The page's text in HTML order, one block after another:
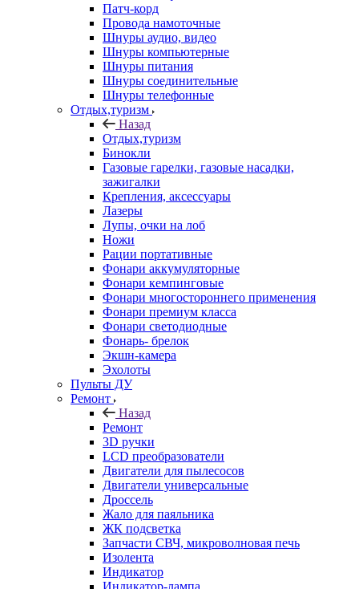
Патч-корд
Провода намоточные
Шнуры аудио, видео
Шнуры компьютерные
Шнуры питания
Шнуры соединительные
Шнуры телефонные
Отдых,туризм
Назад
Отдых,туризм
Бинокли
Газовые гарелки, газовые насадки,
зажигалки
Крепления, аксессуары
Лазеры
Лупы, очки на лоб
Ножи
Рации портативные
Фонари аккумуляторные
Фонари кемпинговые
Фонари многостороннего применения
Фонари премиум класса
Фонари светодиодные
Фонарь- брелок
Экшн-камера
Эхолоты
Пульты ДУ
Ремонт
Назад
Ремонт
3D ручки
LCD преобразователи
Двигатели для пылесосов
Двигатели универсальные
Дроссель
Жало для паяльника
ЖК подсветка
Запчасти СВЧ, микроволновая печь
Изолента
Индикатор
Индикатор-лампа